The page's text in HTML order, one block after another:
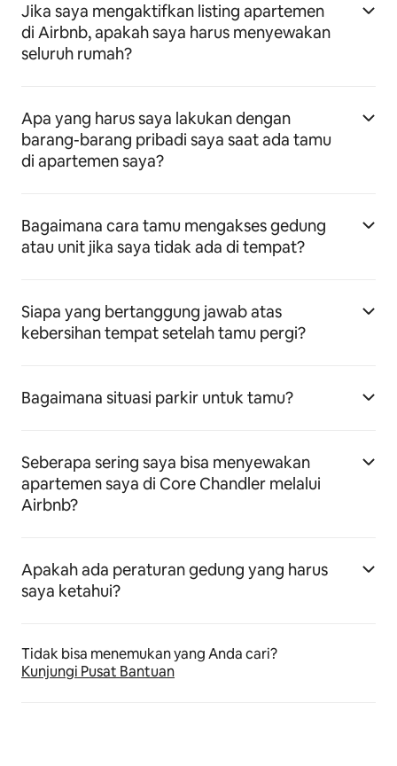
Jika saya mengaktifkan listing apartemen
di Airbnb, apakah saya harus menyewakan
seluruh rumah?
Apa yang harus saya lakukan dengan
barang-barang pribadi saya saat ada tamu
di apartemen saya?
Bagaimana cara tamu mengakses gedung
atau unit jika saya tidak ada di tempat?
Siapa yang bertanggung jawab atas
kebersihan tempat setelah tamu pergi?
Bagaimana situasi parkir untuk tamu?
Seberapa sering saya bisa menyewakan
apartemen saya di Core Chandler melalui
Airbnb?
Apakah ada peraturan gedung yang harus
saya ketahui?
Tidak bisa menemukan yang Anda cari?
Kunjungi Pusat Bantuan